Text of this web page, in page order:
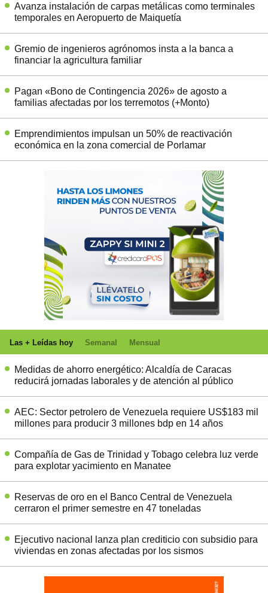
Avanza instalación de carpas metálicas como terminales
temporales en Aeropuerto de Maiquetía
Gremio de ingenieros agrónomos insta a la banca a
financiar la agricultura familiar
Pagan «Bono de Contingencia 2026» de agosto a
familias afectadas por los terremotos (+Monto)
Emprendimientos impulsan un 50% de reactivación
económica en la zona comercial de Porlamar
Las + Leídas hoy Semanal Mensual
Medidas de ahorro energético: Alcaldía de Caracas
reducirá jornadas laborales y de atención al público
AEC: Sector petrolero de Venezuela requiere US$183 mil
millones para producir 3 millones bdp en 14 años
Compañía de Gas de Trinidad y Tobago celebra luz verde
para explotar yacimiento en Manatee
Reservas de oro en el Banco Central de Venezuela
cerraron el primer semestre en 47 toneladas
Ejecutivo nacional lanza plan crediticio con subsidio para
viviendas en zonas afectadas por los sismos